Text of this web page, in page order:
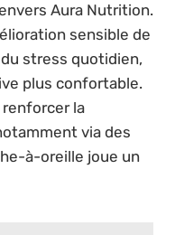
Aura Nutrition.
sensible de
stress quotidien,
plus confortable.
la
via des
à-oreille joue un